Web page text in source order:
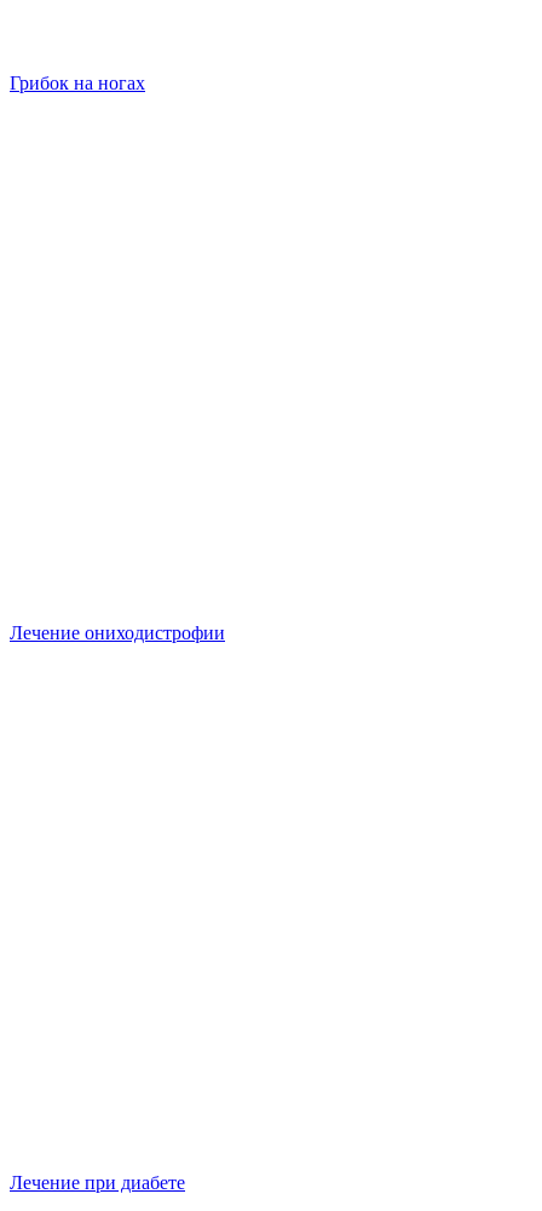
Грибок на ногах
Лечение ониходистрофии
Лечение при диабете